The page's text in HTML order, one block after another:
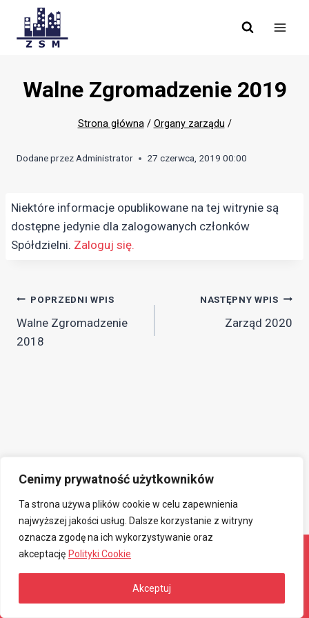
Cenimy prywatność użytkowników
Ta strona używa plików cookie w celu zapewnienia
najwyższej jakości usług. Dalsze korzystanie z witryny
oznacza zgodę na ich wykorzystywanie oraz
akceptację Polityki Cookie
Akceptuj
content
Walne Zgromadzenie 2019
Strona główna / Organy zarządu /
Dodane przezAdministrator 27 czerwca, 2019 00:00
Niektóre informacje opublikowane na tej witrynie są
dostępne jedynie dla zalogowanych członków
Spółdzielni. Zaloguj się.
Nawigacja
wpisu
POPRZEDNI WPIS
Walne Zgromadzenie
2018
NASTĘPNY WPIS
Zarząd 2020
© 2026 Związkowa Spółdzielnia Mieszkaniowa